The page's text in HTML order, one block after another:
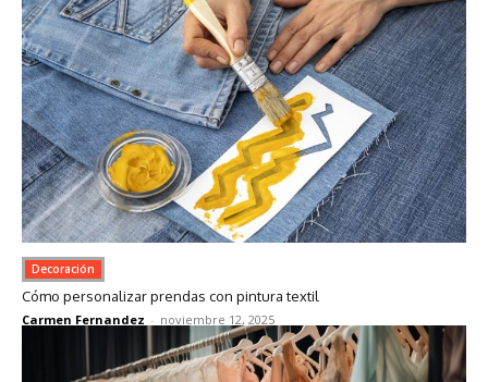
Decoración
Cómo personalizar prendas con pintura textil
Carmen Fernandez - noviembre 12, 2025